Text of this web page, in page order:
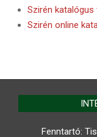
Szirén
Szirén online
Fenntartó: